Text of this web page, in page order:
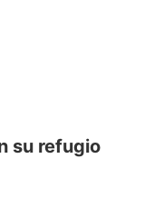
su refugio